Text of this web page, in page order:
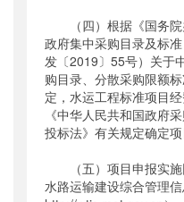
（四）根据《国务院
政府集中采购目录及标
发〔2019〕55号）关于
购目录、分散采购限额
定，水运工程标准项目
《中华人民共和国政府
投标法》有关规定确定项
（五）项目申报实施
水路运输建设综合管理信